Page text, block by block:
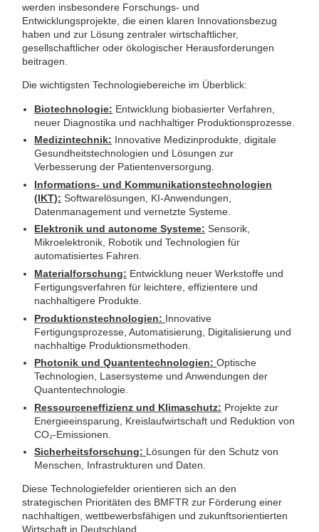
werden insbesondere Forschungs- und
Entwicklungsprojekte, die einen klaren Innovationsbezug
haben und zur Lösung zentraler wirtschaftlicher,
gesellschaftlicher oder ökologischer Herausforderungen
beitragen.
Die wichtigsten Technologiebereiche im Überblick:
Biotechnologie: Entwicklung biobasierter Verfahren,
neuer Diagnostika und nachhaltiger Produktionsprozesse.
Medizintechnik: Innovative Medizinprodukte, digitale
Gesundheitstechnologien und Lösungen zur
Verbesserung der Patientenversorgung.
Informations- und Kommunikationstechnologien
(IKT): Softwarelösungen, KI-Anwendungen,
Datenmanagement und vernetzte Systeme.
Elektronik und autonome Systeme: Sensorik,
Mikroelektronik, Robotik und Technologien für
automatisiertes Fahren.
Materialforschung: Entwicklung neuer Werkstoffe und
Fertigungsverfahren für leichtere, effizientere und
nachhaltigere Produkte.
Produktionstechnologien: Innovative
Fertigungsprozesse, Automatisierung, Digitalisierung und
nachhaltige Produktionsmethoden.
Photonik und Quantentechnologien:Optische
Technologien, Lasersysteme und Anwendungen der
Quantentechnologie.
Ressourceneffizienz und Klimaschutz: Projekte zur
Energieeinsparung, Kreislaufwirtschaft und Reduktion von
CO₂-Emissionen.
Sicherheitsforschung: Lösungen für den Schutz von
Menschen, Infrastrukturen und Daten.
Diese Technologiefelder orientieren sich an den
strategischen Prioritäten des BMFTR zur Förderung einer
nachhaltigen, wettbewerbsfähigen und zukunftsorientierten
Wirtschaft in Deutschland.